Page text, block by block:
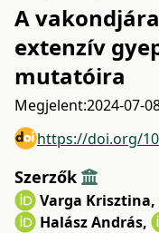
A
extenzív
mutatóira
Megjelent:2024-07-
https://doi.org/
Szerzők
Varga Krisztina,
Halász András,